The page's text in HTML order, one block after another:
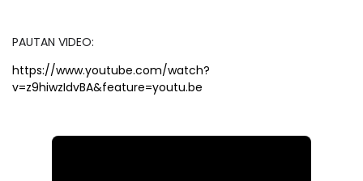
PAUTAN VIDEO:
https://www.youtube.com/watch?
v=z9hiwzIdvBA&feature=youtu.be